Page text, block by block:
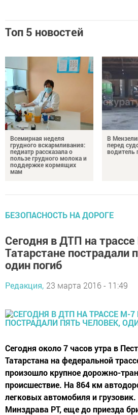
Топ 5 новостей
Всемирная неделя
грудного вскармливания:
педиатр рассказала о
пользе грудного молока и
поддержке кормящих
мам
В
перед
водитель
БЕЗОПАСНОСТЬ НА ДОРОГЕ
Сегодня в ДТП на
Татарстане пострадали
один погиб
Редакция, 23 марта 2016 - 11:49
Сегодня около 7 часов утра в
Татарстана на федеральной
произошло крупное дорожно-
происшествие. На 864 км
легковых автомобиля и
Минздрава РТ, еще до приезда